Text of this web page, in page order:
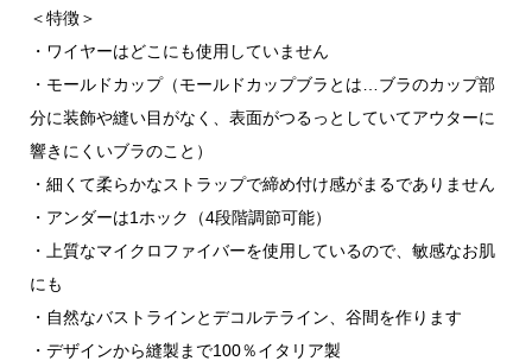
＜特徴＞
・ワイヤーはどこにも使用していません
・モールドカップ（モールドカップブラとは…ブラのカップ部
分に装飾や縫い目がなく、表面がつるっとしていてアウターに
響きにくいブラのこと）
・細くて柔らかなストラップで締め付け感がまるでありません
・アンダーは1ホック（4段階調節可能）
・上質なマイクロファイバーを使用しているので、敏感なお肌
にも
・自然なバストラインとデコルテライン、谷間を作ります
・デザインから縫製まで100％イタリア製